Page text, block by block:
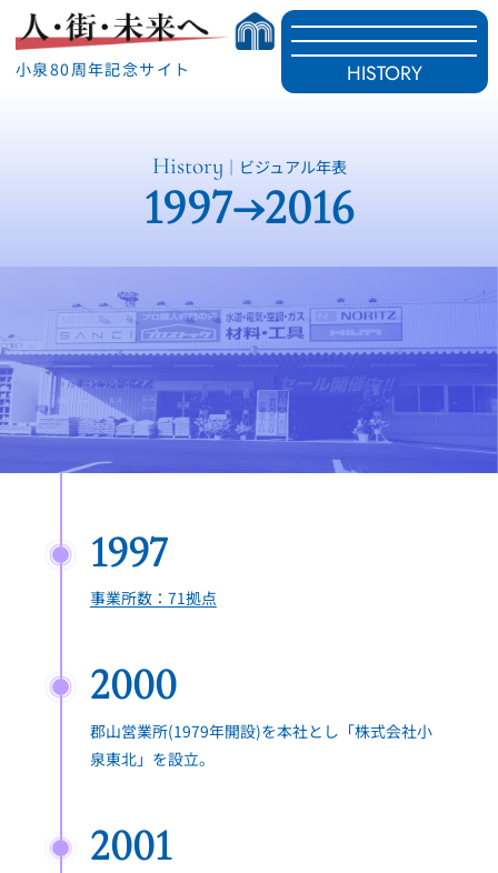
小泉80周年記念サイト HISTORY
History ｜ビジュアル年表
1997→2016
1997
事業所数：71拠点
2000
郡山営業所(1979年開設)を本社とし「株式会社小
泉東北」を設立。
2001